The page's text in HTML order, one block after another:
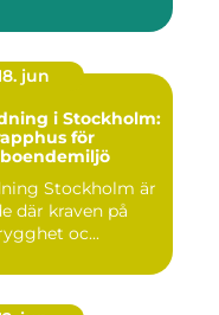
jun
i Stockholm:
för
Stockholm är
där kraven på
oc...